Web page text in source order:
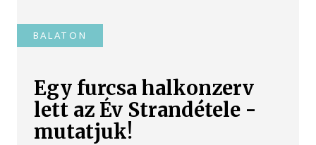
BALATON
Egy furcsa halkonzerv
lett az Év Strandétele -
mutatjuk!